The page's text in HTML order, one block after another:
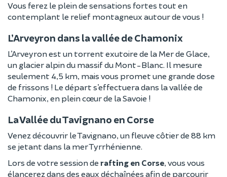
Vous ferez le plein de sensations fortes tout en
contemplant le relief montagneux autour de vous !
L’Arveyron dans la vallée de Chamonix
L’Arveyron est un torrent exutoire de la Mer de Glace,
un glacier alpin du massif du Mont-Blanc. Il mesure
seulement 4,5 km, mais vous promet une grande dose
de frissons ! Le départ s’effectuera dans la vallée de
Chamonix, en plein cœur de la Savoie !
La Vallée du Tavignano en Corse
Venez découvrir le Tavignano, un fleuve côtier de 88 km
se jetant dans la mer Tyrrhénienne.
Lors de votre session de rafting en Corse, vous vous
élancerez dans des eaux déchaînées afin de parcourir